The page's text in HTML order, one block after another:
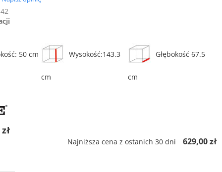
50 cm Wysokość:143.3
cm
Głębokość 67.5
cm
Najniższa cena z ostanich 30 dni 629,00 zł